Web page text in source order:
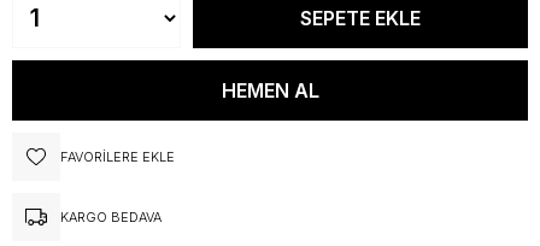
FAVORILERE EKLE
KARGO BEDAVA